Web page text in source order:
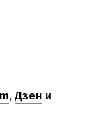
,Дзен и